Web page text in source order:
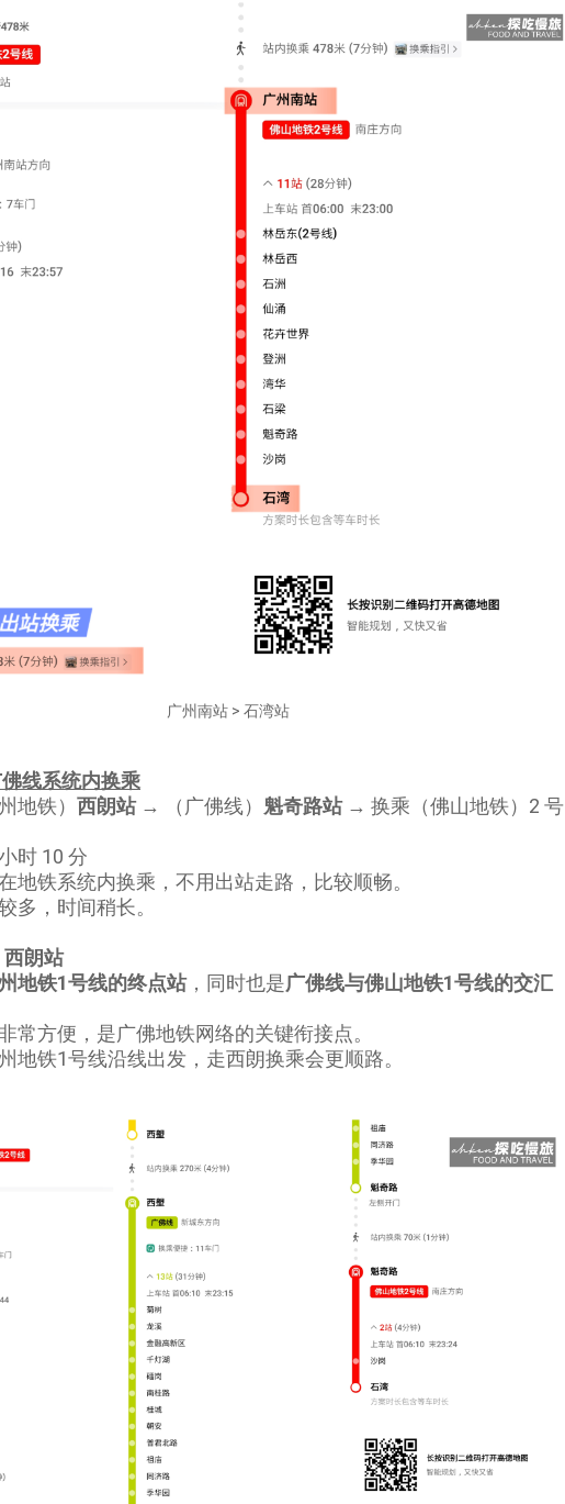
广州南站 > 石湾站
线系统内换乘
地铁） 西朗站→ （广佛线） 魁奇路站→ 换乘（佛山地铁）2 号
时 10 分
地铁系统内换乘，不用出站走路，比较顺畅。
多，时间稍长。
朗站
地铁1号线的终点站，同时也是广佛线与佛山地铁1号线的交汇
常方便，是广佛地铁网络的关键衔接点。
地铁1号线沿线出发，走西朗换乘会更顺路。